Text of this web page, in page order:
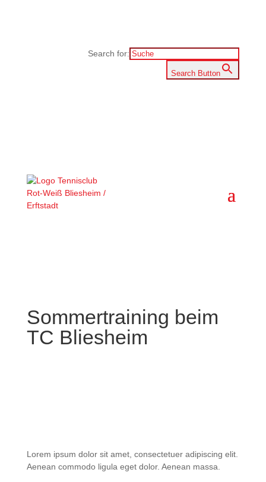
Search for:
Search Button
Sommertraining beim
TC Bliesheim
Lorem ipsum dolor sit amet, consectetuer adipiscing elit.
Aenean commodo ligula eget dolor. Aenean massa.